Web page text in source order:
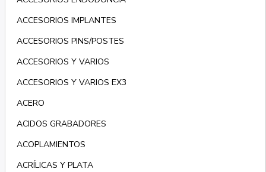
ACCESORIOS IMPLANTES
ACCESORIOS PINS/POSTES
ACCESORIOS Y VARIOS
ACCESORIOS Y VARIOS EX3
ACERO
ACIDOS GRABADORES
ACOPLAMIENTOS
ACRÍLICAS Y PLATA